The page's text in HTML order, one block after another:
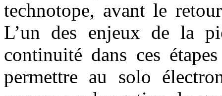
technotope, avant le
L’un des enjeux de la
continuité dans ces
permettre au solo